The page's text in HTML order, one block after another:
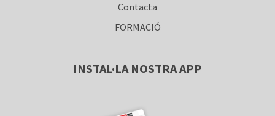
Contacta
FORMACIÓ
INSTAL·LA NOSTRA APP